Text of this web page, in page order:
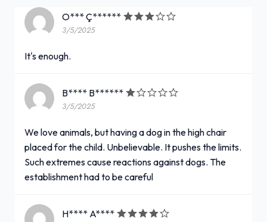
O*** Ç******
3/5/2025
It's enough.
B**** B******
3/5/2025
We love animals, but having a dog in the high chair
placed for the child. Unbelievable. It pushes the limits.
Such extremes cause reactions against dogs. The
establishment had to be careful
H**** A****